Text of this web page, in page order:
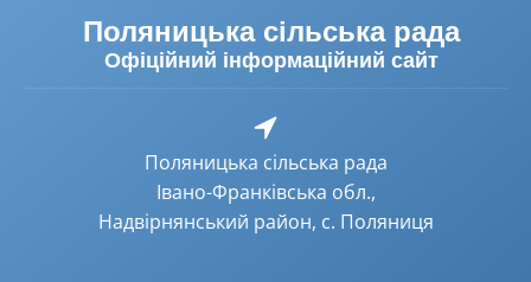
Поляницька сільська рада
Офіційний інформаційний сайт
Поляницька сільська рада
Івано-Франківська обл.,
Надвірнянський район, с. Поляниця